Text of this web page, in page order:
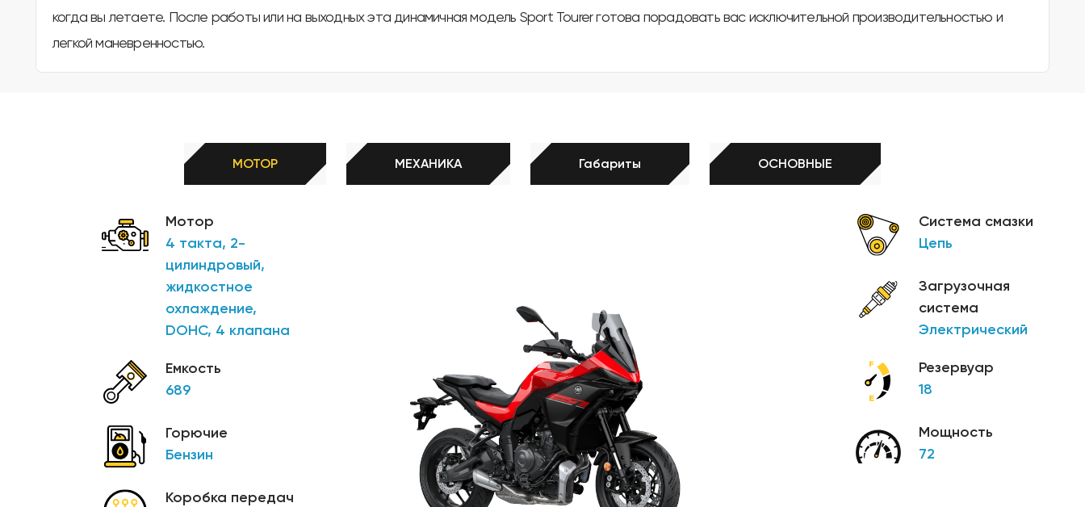
когда вы летаете. После работы или на выходных эта динамичная модель Sport Tourer готова порадовать вас исключительной производительностью и
легкой маневренностью.
МОТОР МЕХАНИКА Габариты ОСНОВНЫЕ
Мотор
4 такта, 2-
цилиндровый,
жидкостное
охлаждение,
DOHC, 4 клапана
Емкость
689
Горючие
Бензин
Коробка передач
Система смазки
Цепь
Загрузочная
система
Электрический
Резервуар
18
Мощность
72